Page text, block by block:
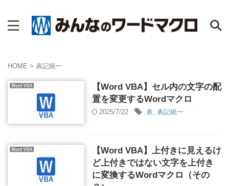
HOME > 表記統一
【Word VBA】セル内の文字の配
置を変更するWordマクロ
2025/7/22 表, 表記統一
【Word VBA】上付きに見えるけ
ど上付きではない文字を上付き
に変換するWordマクロ（その